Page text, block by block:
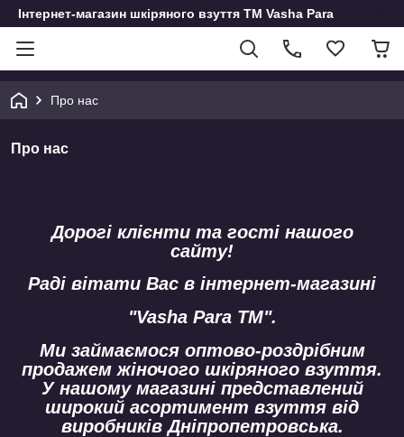
Інтернет-магазин шкіряного взуття ТМ Vasha Para
Про нас
Про нас
Дорогі клієнти та гості нашого
сайту!
Раді вітати Вас в інтернет-магазині
"Vasha Para ТМ".
Ми займаємося оптово-роздрібним
продажем жіночого шкіряного взуття.
У нашому магазині представлений
широкий асортимент взуття від
виробників Дніпропетровська.